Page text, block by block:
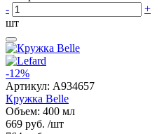
-
+
шт
-12%
Артикул: A934657
Кружка Belle
Объем: 400 мл
669 руб. /шт